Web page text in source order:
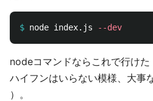
$ node index.js --dev
nodeコマンドならこれで行け
ハイフンはいらない模様、大事
）。